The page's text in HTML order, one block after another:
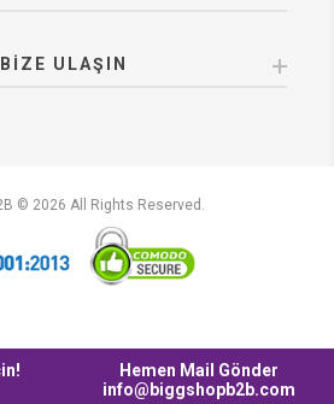
BIZE ULAŞIN
© 2026 All Rights Reserved.
Hemen Mail Gönder
info@biggshopb2b.com